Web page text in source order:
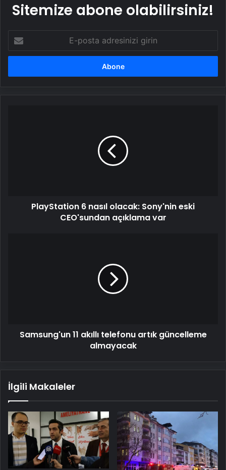
Sitemize abone olabilirsiniz!
posta
adresinizi
PlayStation 6 nasıl olacak: Sony'nin eski
CEO'sundan açıklama var
Samsung'un 11 akıllı telefonu artık güncelleme
almayacak
İlgili Makaleler